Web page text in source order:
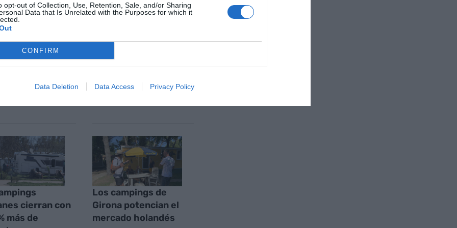
opt-out of Collection, Use, Retention, Sale, and/or Sharing
Data that Is Unrelated with the Purposes for which it
CONFIRM
Data Deletion Data Access Privacy Policy
preferida de Google de
de actualidad
cierran con
más de
Los campings de
Girona potencian el
mercado holandés